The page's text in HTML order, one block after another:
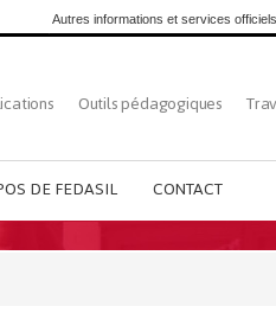
Autres informations et services
Outils pédagogiques
DE FEDASIL CONTACT